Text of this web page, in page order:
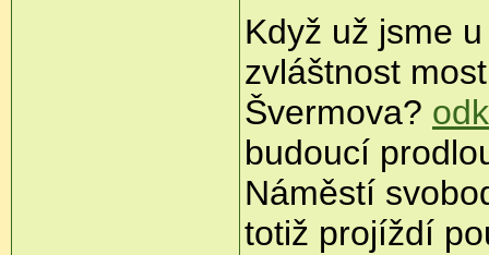
Když už jsme
zvláštnost
Švermova?
budoucí
Náměstí
totiž projíždí